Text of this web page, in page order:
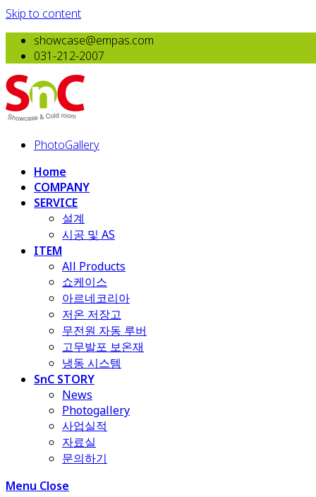
Skip to content
showcase@empas.com
031-212-2007
PhotoGallery
Home
COMPANY
SERVICE
설계
시공 및 AS
ITEM
All Products
​쇼케이스
아르네코리아
저온 저장고
무전원 자동 루버
고무발포 보온재
냉동 시스템
SnC STORY
News
Photogallery
사업실적
자료실
문의하기
Menu Close